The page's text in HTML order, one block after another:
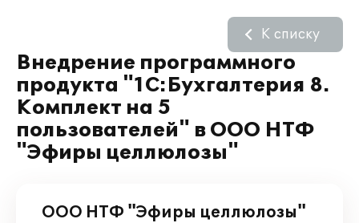
Внедрение программного
продукта "1С:Бухгалтерия 8.
Комплект на 5
пользователей" в ООО НТФ
"Эфиры целлюлозы"
К списку
ООО НТФ "Эфиры целлюлозы"